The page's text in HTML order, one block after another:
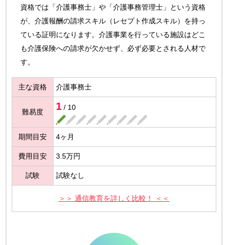
資格では「介護事務士」や「介護事務管理士」という資格
が、介護報酬の請求スキル（レセプト作成スキル）を持っ
ている証明になります。介護事業を行っている施設はどこ
も介護保険への請求が欠かせず、必ず必要とされる人材で
す。
主な資格 介護事務士
難易度
1 / 10
期間目安 4ヶ月
費用目安 3.5万円
試験 試験なし
＞＞ 通信教育を詳しく比較！ ＜＜